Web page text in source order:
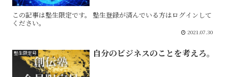
この記事は塾生限定です。 塾生登録が済んでいる方はログインして
ください。
2021.07.30
塾生限定号 自分のビジネスのことを考えろ。